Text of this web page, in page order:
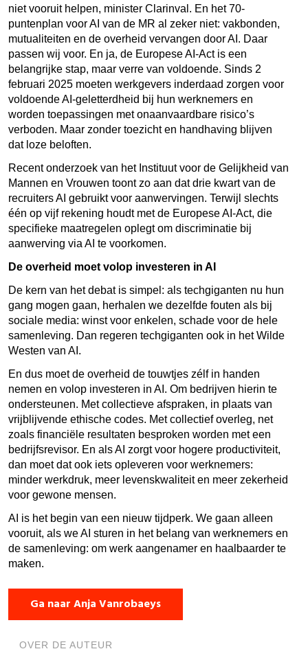
niet vooruit helpen, minister Clarinval. En het 70-
puntenplan voor AI van de MR al zeker niet: vakbonden,
mutualiteiten en de overheid vervangen door AI. Daar
passen wij voor. En ja, de Europese AI-Act is een
belangrijke stap, maar verre van voldoende. Sinds 2
februari 2025 moeten werkgevers inderdaad zorgen voor
voldoende AI-geletterdheid bij hun werknemers en
worden toepassingen met onaanvaardbare risico’s
verboden. Maar zonder toezicht en handhaving blijven
dat loze beloften.
Recent onderzoek van het Instituut voor de Gelijkheid van
Mannen en Vrouwen toont zo aan dat drie kwart van de
recruiters AI gebruikt voor aanwervingen. Terwijl slechts
één op vijf rekening houdt met de Europese AI-Act, die
specifieke maatregelen oplegt om discriminatie bij
aanwerving via AI te voorkomen.
De overheid moet volop investeren in AI
De kern van het debat is simpel: als techgiganten nu hun
gang mogen gaan, herhalen we dezelfde fouten als bij
sociale media: winst voor enkelen, schade voor de hele
samenleving. Dan regeren techgiganten ook in het Wilde
Westen van AI.
En dus moet de overheid de touwtjes zélf in handen
nemen en volop investeren in AI. Om bedrijven hierin te
ondersteunen. Met collectieve afspraken, in plaats van
vrijblijvende ethische codes. Met collectief overleg, net
zoals financiële resultaten besproken worden met een
bedrijfsrevisor. En als AI zorgt voor hogere productiviteit,
dan moet dat ook iets opleveren voor werknemers:
minder werkdruk, meer levenskwaliteit en meer zekerheid
voor gewone mensen.
AI is het begin van een nieuw tijdperk. We gaan alleen
vooruit, als we AI sturen in het belang van werknemers en
de samenleving: om werk aangenamer en haalbaarder te
maken.
Ga naar Anja Vanrobaeys
OVER DE AUTEUR